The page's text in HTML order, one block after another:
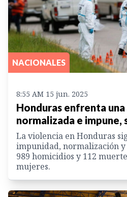
NACIONALES
8:55 AM 15 jun. 2025
Honduras enfrenta
normalizada e impune,
La violencia en Honduras
impunidad, normalización
989 homicidios y 112
mujeres.